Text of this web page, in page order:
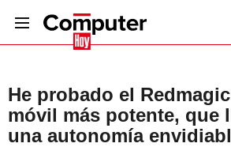
He probado el
móvil más potente, que
una autonomía